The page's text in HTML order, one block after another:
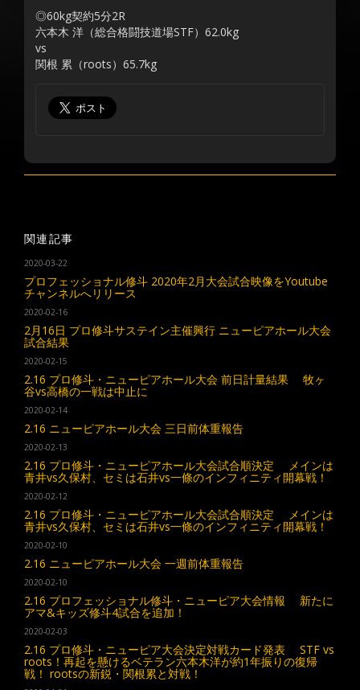
◎60kg契約5分2R
六本木 洋（総合格闘技道場STF）62.0kg
vs
関根 累（roots）65.7kg
関連記事
2020-03-22
プロフェッショナル修斗 2020年2月大会試合映像をYoutube
チャンネルへリリース
2020-02-16
2月16日 プロ修斗サステイン主催興行 ニューピアホール大会
試合結果
2020-02-15
2.16 プロ修斗・ニューピアホール大会 前日計量結果 牧ヶ
谷vs高橋の一戦は中止に
2020-02-14
2.16 ニューピアホール大会 三日前体重報告
2020-02-13
2.16 プロ修斗・ニューピアホール大会試合順決定 メインは
青井vs久保村、セミは石井vs一條のインフィニティ開幕戦！
2020-02-12
2.16 プロ修斗・ニューピアホール大会試合順決定 メインは
青井vs久保村、セミは石井vs一條のインフィニティ開幕戦！
2020-02-10
2.16 ニューピアホール大会 一週前体重報告
2020-02-10
2.16 プロフェッショナル修斗・ニューピア大会情報 新たに
アマ&キッズ修斗4試合を追加！
2020-02-03
2.16 プロ修斗・ニューピア大会決定対戦カード発表 STF vs
roots！再起を懸けるベテラン六本木洋が約1年振りの復帰
戦！ rootsの新鋭・関根累と対戦！